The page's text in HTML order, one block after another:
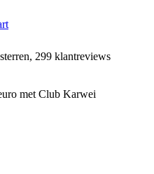
299 klantreviews
met Club Karwei